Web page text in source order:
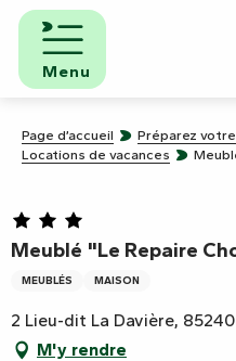
Aller
contenu
principal
Menu
Page d’accueil Préparez
Locations de vacances
Meublé "Le Repaire
MEUBLÉS MAISON
2 Lieu-dit La Davière,
M'y rendre